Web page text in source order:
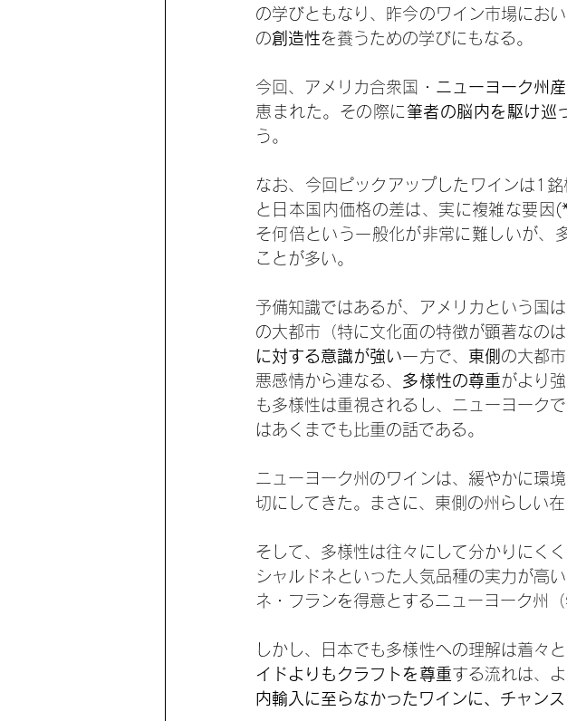
の学びともなり、昨今のワイン市場にお
の創造性を養うための学びにもなる。
今回、アメリカ合衆国・ ニューヨーク州
恵まれた。その際に 筆者の脳内を駆け巡
う。
なお、今回ピックアップしたワインは1銘
と日本国内価格の差は、実に複雑な要因
そ何倍という一般化が非常に難しいが
ことが多い。
予備知識ではあるが、アメリカという国
の大都市（特に文化面の特徴が顕著なの
に対する意識が強い一方で、 東側 の大都
悪感情から連なる、 多様性の尊重がより
も多様性は重視されるし、ニューヨーク
はあくまでも比重の話である。
ニューヨーク州のワインは、緩やかに環
切にしてきた。まさに、東側の州らしい在
そして、多様性は往々にして分かりにく
シャルドネといった人気品種の実力が高
ネ・フランを得意とするニューヨーク州
しかし、日本でも多様性への理解は着々と
イドよりもクラフトを尊重する流れは、
内輸入に至らなかったワインに、チャン